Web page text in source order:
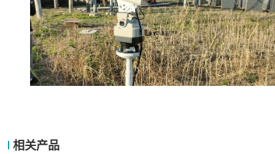
相关产品